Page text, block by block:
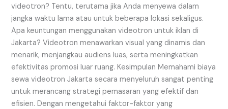
videotron? Tentu, terutama jika Anda menyewa dalam
jangka waktu lama atau untuk beberapa lokasi sekaligus.
Apa keuntungan menggunakan videotron untuk iklan di
Jakarta? Videotron menawarkan visual yang dinamis dan
menarik, menjangkau audiens luas, serta meningkatkan
efektivitas promosi luar ruang. Kesimpulan Memahami biaya
sewa videotron Jakarta secara menyeluruh sangat penting
untuk merancang strategi pemasaran yang efektif dan
efisien. Dengan mengetahui faktor-faktor yang